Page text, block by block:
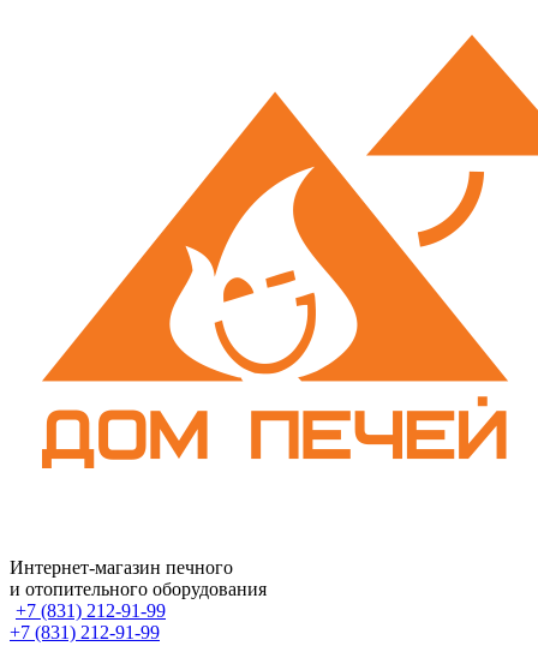
Интернет-магазин печного
и отопительного оборудования
+7 (831) 212-91-99
+7 (831) 212-91-99